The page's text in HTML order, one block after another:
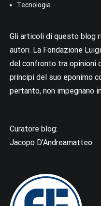
Tecnologia
Gli articoli di questo blog
autori. La Fondazione
del confronto tra opinioni
principi del suo eponimo
pertanto, non impegnano
Curatore blog:
Jacopo D’Andreamatteo